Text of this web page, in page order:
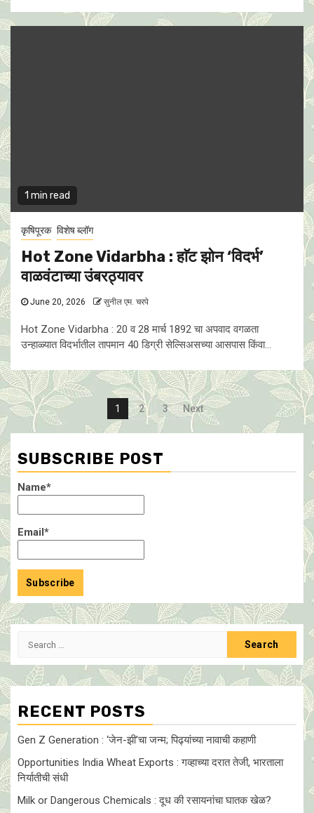
1 min read
कृषिपूरक विशेष ब्लॉग
Hot Zone Vidarbha : हाॅट झाेन ‘विदर्भ’
वाळवंटाच्या उंबरठ्यावर
June 20, 2026 सुनील एम. चरपे
Hot Zone Vidarbha : 20 व 28 मार्च 1892 चा अपवाद वगळता
उन्हाळ्यात विदर्भातील तापमान 40 डिग्री सेल्सिअसच्या आसपास किंवा...
Posts
pagination
1 2 3 Next
SUBSCRIBE POST
Name*
Email*
Search
RECENT POSTS
Gen Z Generation : ‘जेन-झी’चा जन्म; पिढ्यांच्या नावाची कहाणी
Opportunities India Wheat Exports : गव्हाच्या दरात तेजी, भारताला
निर्यातीची संधी
Milk or Dangerous Chemicals : दूध की रसायनांचा घातक खेळ?